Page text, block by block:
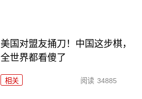
美国对盟友捅刀！中国这步棋，
全世界都看傻了
相关 阅读 34885